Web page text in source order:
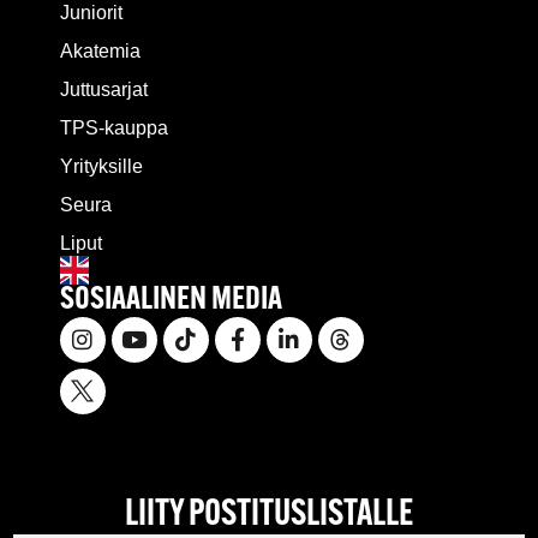
Juniorit
Akatemia
Juttusarjat
TPS-kauppa
Yrityksille
Seura
Liput
SOSIAALINEN MEDIA
LIITY POSTITUSLISTALLE